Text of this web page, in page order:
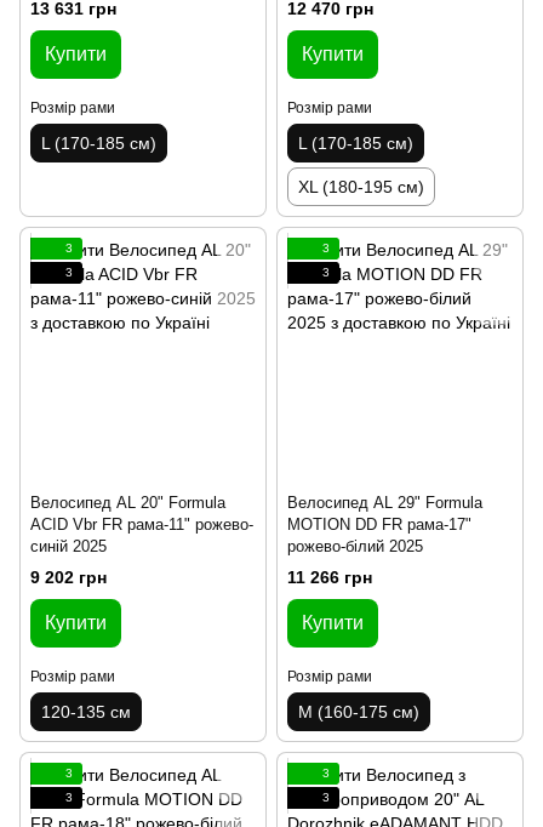
13 631 грн
Купити
Розмір рами
L (170-185 см)
12 470 грн
Купити
Розмір рами
L (170-185 см)
XL (180-195 см)
3
3
Велосипед AL 20" Formula
ACID Vbr FR рама-11" рожево-
синій 2025
9 202 грн
Купити
Розмір рами
120-135 см
3
3
Велосипед AL 29" Formula
MOTION DD FR рама-17"
рожево-білий 2025
11 266 грн
Купити
Розмір рами
M (160-175 см)
3
3
3
3